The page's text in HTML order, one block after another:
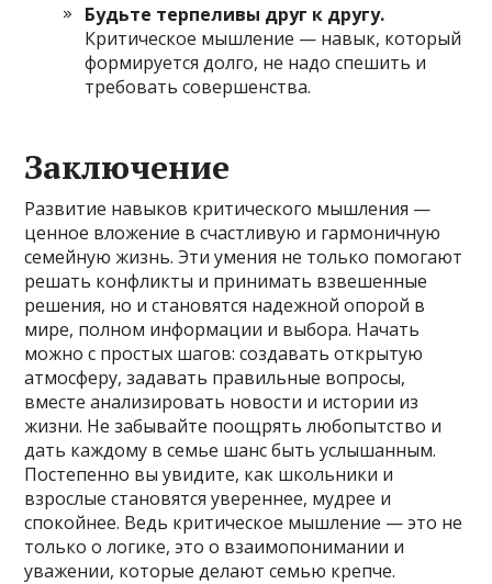
Будьте терпеливы друг к другу.
Критическое мышление — навык, который
формируется долго, не надо спешить и
требовать совершенства.
Заключение
Развитие навыков критического мышления —
ценное вложение в счастливую и гармоничную
семейную жизнь. Эти умения не только помогают
решать конфликты и принимать взвешенные
решения, но и становятся надежной опорой в
мире, полном информации и выбора. Начать
можно с простых шагов: создавать открытую
атмосферу, задавать правильные вопросы,
вместе анализировать новости и истории из
жизни. Не забывайте поощрять любопытство и
дать каждому в семье шанс быть услышанным.
Постепенно вы увидите, как школьники и
взрослые становятся увереннее, мудрее и
спокойнее. Ведь критическое мышление — это не
только о логике, это о взаимопонимании и
уважении, которые делают семью крепче.